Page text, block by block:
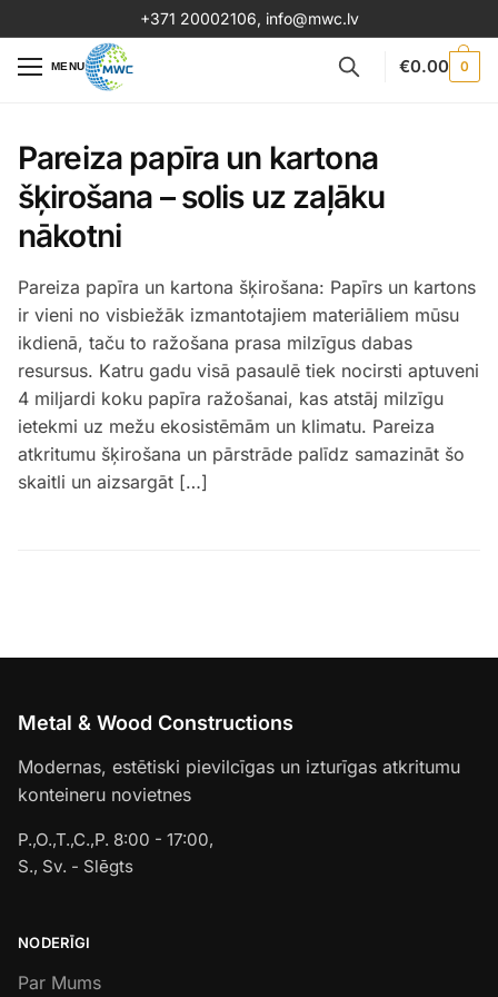
+371 20002106, info@mwc.lv
MENU €0.00 0
Pareiza papīra un kartona
šķirošana – solis uz zaļāku
nākotni
Pareiza papīra un kartona šķirošana: Papīrs un kartons
ir vieni no visbiežāk izmantotajiem materiāliem mūsu
ikdienā, taču to ražošana prasa milzīgus dabas
resursus. Katru gadu visā pasaulē tiek nocirsti aptuveni
4 miljardi koku papīra ražošanai, kas atstāj milzīgu
ietekmi uz mežu ekosistēmām un klimatu. Pareiza
atkritumu šķirošana un pārstrāde palīdz samazināt šo
skaitli un aizsargāt […]
Metal & Wood Constructions
Modernas, estētiski pievilcīgas un izturīgas atkritumu
konteineru novietnes
P.,O.,T.,C.,P. 8:00 - 17:00,
S., Sv. - Slēgts
NODERĪGI
Par Mums